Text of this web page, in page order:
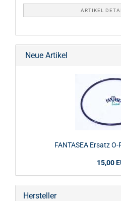
ARTIKEL
Neue Artikel
FANTASEA Ersatz
15,00
Hersteller